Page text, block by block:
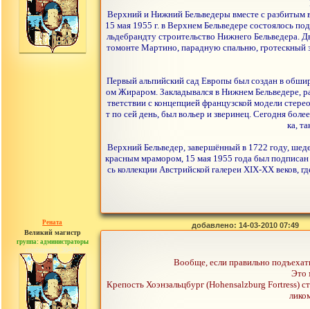
Верхний и Нижний Бельведеры вместе с разбитым
15 мая 1955 г. в Верхнем Бельведере состоялось
льдебрандту строительство Нижнего
томонте Мартино, парадную спальню, гротескный
Первый альпийский сад Европы был создан в
ом Жираром. Закладывался в Нижнем Бельведере,
тветствии с концепцией французской модели
т по сей день, был вольер и зверинец. Сегодня
ка,
Верхний Бельведер, завершённый в 1722 году,
красным мрамором, 15 мая 1955 года был
сь коллекции Австрийской галереи XIX-XX
Рената
Великий магистр
группа: администраторы
сообщений: 30442
добавлено: 14-03-2010 07:49
Вообще, если правильно
Это
Крепость Хоэнзальцбург (Hohensalzburg Fortress)